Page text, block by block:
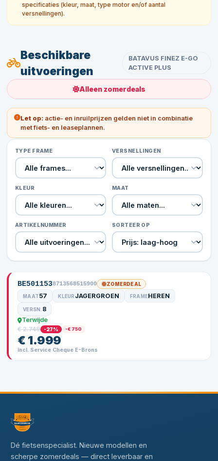
specificaties (kleur, maat, type motor en/of aantal
versnellingen).
Beschikbare
uitvoeringen
BATAVUS FINEZ E-GO
ACTIVE PLUS
Alleen zomerdeals
Let op: actie- en inruilprijzen gelden niet in combinatie
met fiets- en leaseplannen.
TYPE FRAME VERSNELLINGEN
KLEUR MAAT
ARTIKELNUMMER SORTEER OP
BE5011538713568515900 ZOMERDEAL
MAAT57 KLEUR JAGERGROEN FRAMEHEREN
VERSN. 8
Terwijde
€ 2.749
-27% -€ 750
€ 1.999
incl. Service Cheque E-Brons
Dé fietsenspecialist. Nieuwe modellen en
scherpe zomerdeals — direct leverbaar en